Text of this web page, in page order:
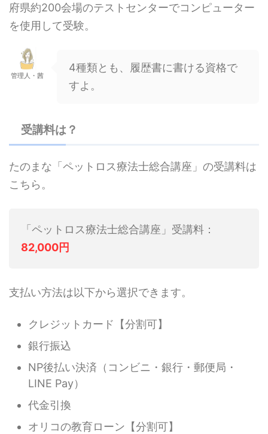
府県約200会場のテストセンターでコンピューター
を使用して受験。
管理人・茜
4種類とも、履歴書に書ける資格で
すよ。
受講料は？
たのまな「ペットロス療法士総合講座」の受講料は
こちら。
「ペットロス療法士総合講座」受講料：
82,000円
支払い方法は以下から選択できます。
クレジットカード【分割可】
銀行振込
NP後払い決済（コンビニ・銀行・郵便局・
LINE Pay）
代金引換
オリコの教育ローン【分割可】